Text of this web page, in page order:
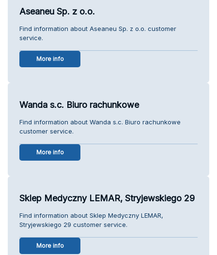
Aseaneu Sp. z o.o.
Find information about Aseaneu Sp. z o.o. customer
service.
More info
Wanda s.c. Biuro rachunkowe
Find information about Wanda s.c. Biuro rachunkowe
customer service.
More info
Sklep Medyczny LEMAR, Stryjewskiego 29
Find information about Sklep Medyczny LEMAR,
Stryjewskiego 29 customer service.
More info